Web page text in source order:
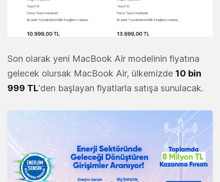
Son olarak yeni MacBook Air modelinin fiyatına
gelecek olursak MacBook Air, ülkemizde 10 bin
999 TL'den başlayan fiyatlarla satışa sunulacak.